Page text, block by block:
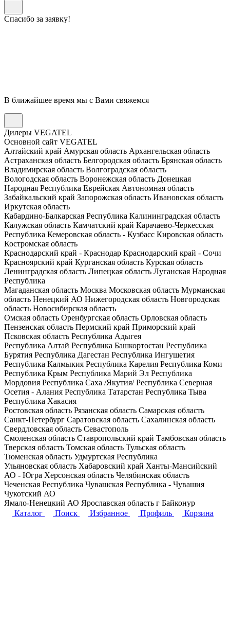
Спасибо за заявку!
В ближайшее время мы с Вами свяжемся
Дилеры VEGATEL
Основной сайт VEGATEL
Алтайский край Амурская область Архангельская область
Астраханская область Белгородская область Брянская область
Владимирская область Волгоградская область
Вологодская область Воронежская область Донецкая
Народная Республика Еврейская Автономная область
Забайкальский край Запорожская область Ивановская область
Иркутская область
Кабардино-Балкарская Республика Калининградская область
Калужская область Камчатский край Карачаево-Черкесская
Республика Кемеровская область - Кузбасс Кировская область
Костромская область
Краснодарский край - Краснодар Краснодарский край - Сочи
Красноярский край Курганская область Курская область
Ленинградская область Липецкая область Луганская Народная
Республика
Магаданская область Москва Московская область Мурманская
область Ненецкий АО Нижегородская область Новгородская
область Новосибирская область
Омская область Оренбургская область Орловская область
Пензенская область Пермский край Приморский край
Псковская область Республика Адыгея
Республика Алтай Республика Башкортостан Республика
Бурятия Республика Дагестан Республика Ингушетия
Республика Калмыкия Республика Карелия Республика Коми
Республика Крым Республика Марий Эл Республика
Мордовия Республика Саха /Якутия/Республика Северная
Осетия - Алания Республика Татарстан Республика Тыва
Республика Хакасия
Ростовская область Рязанская область Самарская область
Санкт-Петербург Саратовская область Сахалинская область
Свердловская область Севастополь
Смоленская область Ставропольский край Тамбовская область
Тверская область Томская область Тульская область
Тюменская область Удмуртская Республика
Ульяновская область Хабаровский край Ханты-Мансийский
АО - Югра Херсонская область Челябинская область
Чеченская Республика Чувашская Республика - Чувашия
Чукотский АО
Ямало-Ненецкий АО Ярославская область г Байконур
Каталог
Поиск Избранное Профиль Корзина